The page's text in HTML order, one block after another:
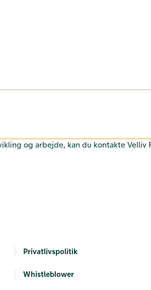
og arbejde, kan du kontakte
Privatlivspolitik
Whistleblower